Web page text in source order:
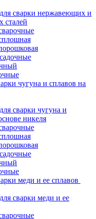
сварки нержавеющих и
сталей
чугуна и сплавов на
сварки чугуна и
никеля
меди и ее сплавов
сварки меди и ее